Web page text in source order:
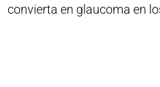
convierta en glaucoma en